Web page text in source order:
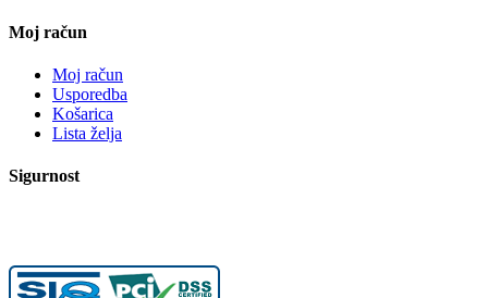
Moj račun
Moj račun
Usporedba
Košarica
Lista želja
Sigurnost